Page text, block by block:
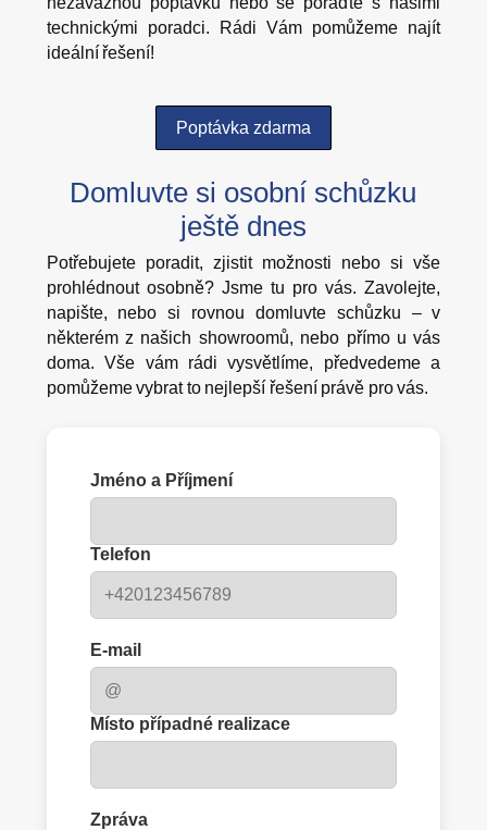
technickými poradci. Rádi Vám pomůžeme najít
ideální řešení!
Poptávka zdarma
Domluvte si osobní schůzku
ještě dnes
Potřebujete poradit, zjistit možnosti nebo si vše
prohlédnout osobně? Jsme tu pro vás. Zavolejte,
napište, nebo si rovnou domluvte schůzku – v
některém z našich showroomů, nebo přímo u vás
doma. Vše vám rádi vysvětlíme, předvedeme a
pomůžeme vybrat to nejlepší řešení právě pro vás.
Jméno a Příjmení
Telefon
E-mail
Místo případné realizace
Zpráva